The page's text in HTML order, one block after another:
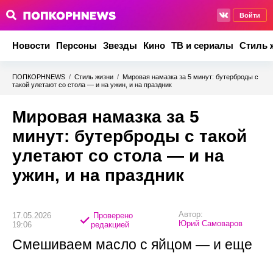
Войти
Новости Персоны Звезды Кино ТВ и сериалы Стиль
ПОПКОРНNEWS / Стиль жизни / Мировая намазка за 5 минут: бутерброды с
такой улетают со стола — и на ужин, и на праздник
Мировая намазка за 5
минут: бутерброды с такой
улетают со стола — и на
ужин, и на праздник
17.05.2026
19:06
Проверено
редакцией
Автор:
Юрий Самоваров
Смешиваем масло с яйцом — и еще